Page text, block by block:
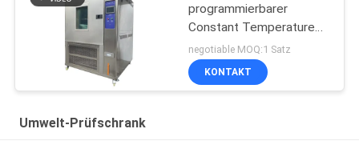
programmierbarer
Constant Temperature
And Humidity Machine
negotiable MOQ:1 Satz
KONTAKT
Umwelt-Prüfschrank